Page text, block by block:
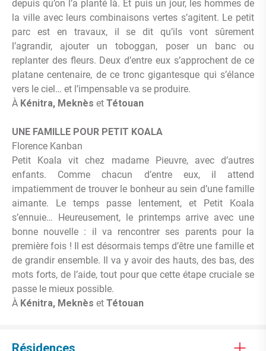
depuis qu’on l’a planté là. Et puis un jour, les hommes de
la ville avec leurs combinaisons vertes s’agitent. Le petit
parc est en travaux, il se dit qu’ils vont sûrement
l’agrandir, ajouter un toboggan, poser un banc ou
replanter des fleurs. Deux d’entre eux s’approchent de ce
platane centenaire, de ce tronc gigantesque qui s’élance
vers le ciel… et l’impensable va se produire.
À Kénitra, Meknès et Tétouan
UNE FAMILLE POUR PETIT KOALA
Florence Kanban
Petit Koala vit chez madame Pieuvre, avec d’autres
enfants. Comme chacun d’entre eux, il attend
impatiemment de trouver le bonheur au sein d’une famille
aimante. Le temps passe lentement, et Petit Koala
s’ennuie… Heureusement, le printemps arrive avec une
bonne nouvelle : il va rencontrer ses parents pour la
première fois ! Il est désormais temps d’être une famille et
de grandir ensemble. Il va y avoir des hauts, des bas, des
mots forts, de l’aide, tout pour que cette étape cruciale se
passe le mieux possible.
À Kénitra, Meknès et Tétouan